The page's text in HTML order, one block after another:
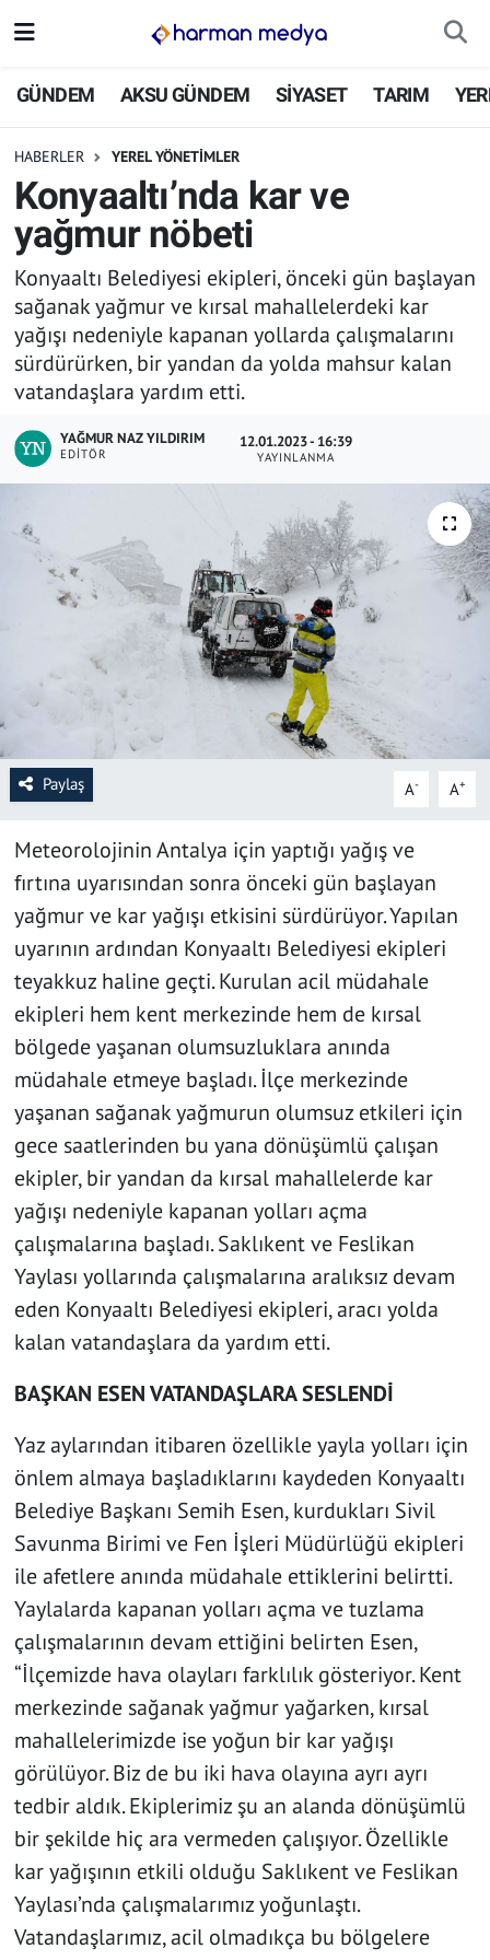
GÜNDEM AKSU GÜNDEM SİYASET TARIM
HABERLER YEREL YÖNETİMLER
Konyaaltı’nda kar ve
yağmur nöbeti
Konyaaltı Belediyesi ekipleri, önceki gün başlayan
sağanak yağmur ve kırsal mahallelerdeki kar
yağışı nedeniyle kapanan yollarda çalışmalarını
sürdürürken, bir yandan da yolda mahsur kalan
vatandaşlara yardım etti.
YAĞMUR NAZ YILDIRIM
EDITÖR
12.01.2023 - 16:39
YAYINLANMA
Paylaş A- A+
Meteorolojinin Antalya için yaptığı yağış ve
fırtına uyarısından sonra önceki gün başlayan
yağmur ve kar yağışı etkisini sürdürüyor. Yapılan
uyarının ardından Konyaaltı Belediyesi ekipleri
teyakkuz haline geçti. Kurulan acil müdahale
ekipleri hem kent merkezinde hem de kırsal
bölgede yaşanan olumsuzluklara anında
müdahale etmeye başladı. İlçe merkezinde
yaşanan sağanak yağmurun olumsuz etkileri için
gece saatlerinden bu yana dönüşümlü çalışan
ekipler, bir yandan da kırsal mahallelerde kar
yağışı nedeniyle kapanan yolları açma
çalışmalarına başladı. Saklıkent ve Feslikan
Yaylası yollarında çalışmalarına aralıksız devam
eden Konyaaltı Belediyesi ekipleri, aracı yolda
kalan vatandaşlara da yardım etti.
BAŞKAN ESEN VATANDAŞLARA SESLENDİ
Yaz aylarından itibaren özellikle yayla yolları için
önlem almaya başladıklarını kaydeden Konyaaltı
Belediye Başkanı Semih Esen, kurdukları Sivil
Savunma Birimi ve Fen İşleri Müdürlüğü ekipleri
ile afetlere anında müdahale ettiklerini belirtti.
Yaylalarda kapanan yolları açma ve tuzlama
çalışmalarının devam ettiğini belirten Esen,
“İlçemizde hava olayları farklılık gösteriyor. Kent
merkezinde sağanak yağmur yağarken, kırsal
mahallelerimizde ise yoğun bir kar yağışı
görülüyor. Biz de bu iki hava olayına ayrı ayrı
tedbir aldık. Ekiplerimiz şu an alanda dönüşümlü
bir şekilde hiç ara vermeden çalışıyor. Özellikle
kar yağışının etkili olduğu Saklıkent ve Feslikan
Yaylası’nda çalışmalarımız yoğunlaştı.
Vatandaşlarımız, acil olmadıkça bu bölgelere
GÜNDEM
SİYASET
TARIM
YEREL YÖNETİMLER
EKONOMİ
YAŞAM
KÜLTÜR SANAT
EĞİTİM
İstanbul Nöbetçi Eczaneler
İstanbul Trafik Yoğunluk Haritası
Süper Lig Puan Durumu ve Fikstür
Tüm Manşetler
Son Dakika Haberleri